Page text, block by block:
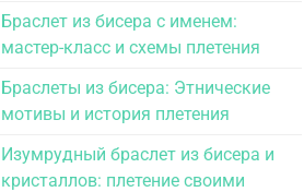
Браслет из бисера с именем:
мастер-класс и схемы плетения
Браслеты из бисера: Этнические
мотивы и история плетения
Изумрудный браслет из бисера и
кристаллов: плетение своими